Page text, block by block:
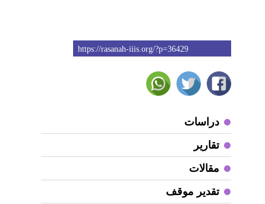
https://rasanah-iiis.org/?p=36429
دراسات
تقارير
مقالات
تقدير موقف